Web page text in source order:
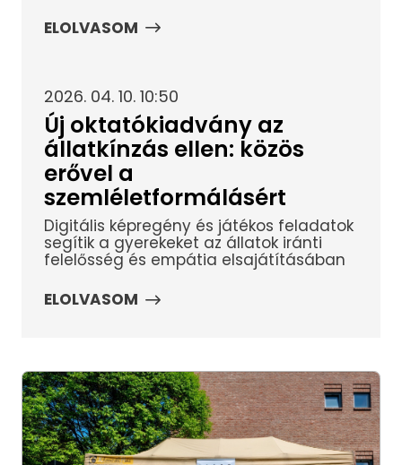
ELOLVASOM
2026. 04. 10. 10:50
Új oktatókiadvány az
állatkínzás ellen: közös
erővel a
szemléletformálásért
Digitális képregény és játékos feladatok
segítik a gyerekeket az állatok iránti
felelősség és empátia elsajátításában
ELOLVASOM